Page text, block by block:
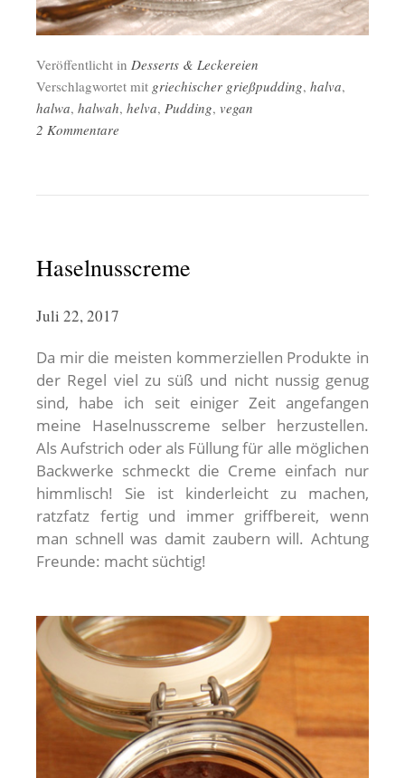
Veröffentlicht in Desserts & Leckereien
Verschlagwortet mit griechischer grießpudding, halva,
halwa, halwah, helva, Pudding, vegan
2 Kommentare
Haselnusscreme
Juli 22, 2017
Da mir die meisten kommerziellen Produkte in
der Regel viel zu süß und nicht nussig genug
sind, habe ich seit einiger Zeit angefangen
meine Haselnusscreme selber herzustellen.
Als Aufstrich oder als Füllung für alle möglichen
Backwerke schmeckt die Creme einfach nur
himmlisch! Sie ist kinderleicht zu machen,
ratzfatz fertig und immer griffbereit, wenn
man schnell was damit zaubern will. Achtung
Freunde: macht süchtig!